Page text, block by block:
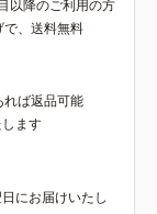
以降のご利用の方
、送料無料
ば返品可能
ます
にお届けいたし